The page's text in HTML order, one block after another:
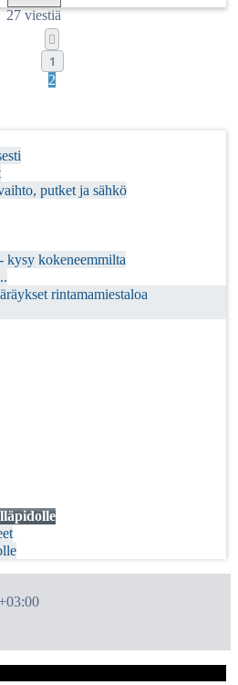
27 viestiä
1
2
putket ja sähkö
kokeneemmilta
rintamamiestaloa